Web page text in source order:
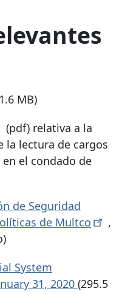
MB)
(pdf) relativa a la
la lectura de cargos
el condado de
de Seguridad
de Multco
,
System
31, 2020 (295.5